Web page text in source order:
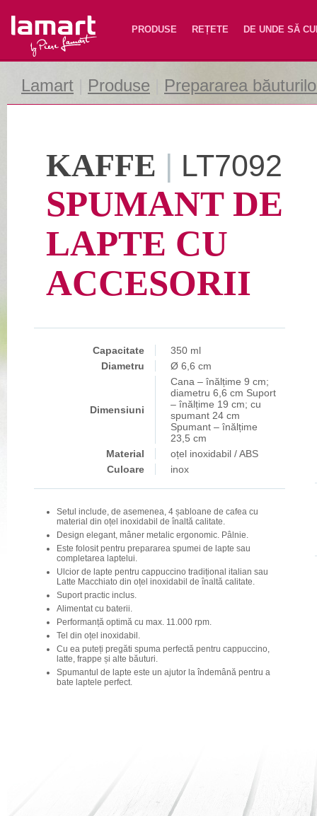
Lamart PRODUSE REȚETE DE UNDE SĂ
Lamart Produse Prepararea
KAFFE | LT7092
SPUMANT DE
LAPTE CU
ACCESORII
Capacitate
350 ml
Diametru
Ø 6,6 cm
Dimensiuni
Cana – înălțime 9 cm;
diametru 6,6 cm Suport
– înălțime 19 cm; cu
spumant 24 cm
Spumant – înălțime
23,5 cm
Material
oțel inoxidabil / ABS
Culoare
inox
Setul include, de asemenea, 4 șabloane de cafea cu
material din oțel inoxidabil de înaltă calitate.
Design elegant, mâner metalic ergonomic. Pâlnie.
Este folosit pentru prepararea spumei de lapte sau
completarea laptelui.
Ulcior de lapte pentru cappuccino tradițional italian sau
Latte Macchiato din oțel inoxidabil de înaltă calitate.
Suport practic inclus.
Alimentat cu baterii.
Performanță optimă cu max. 11.000 rpm.
Tel din oțel inoxidabil.
Cu ea puteți pregăti spuma perfectă pentru cappuccino,
latte, frappe și alte băuturi.
Spumantul de lapte este un ajutor la îndemână pentru a
bate laptele perfect.